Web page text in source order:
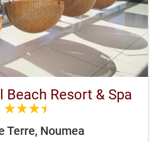
Beach Resort & Spa
3.5
Terre, Noumea